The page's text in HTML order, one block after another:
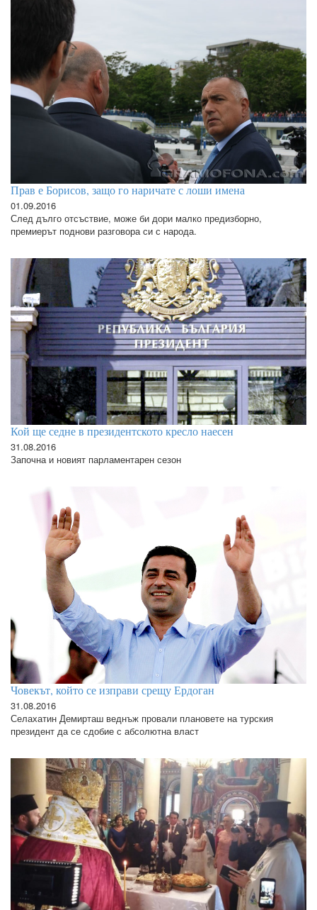
Прав е Борисов, защо го наричате с лоши имена
01.09.2016
След дълго отсъствие, може би дори малко предизборно,
премиерът поднови разговора си с народа.
Кой ще седне в президентското кресло наесен
31.08.2016
Започна и новият парламентарен сезон
Човекът, който се изправи срещу Ердоган
31.08.2016
Селахатин Демирташ веднъж провали плановете на турския
президент да се сдобие с абсолютна власт